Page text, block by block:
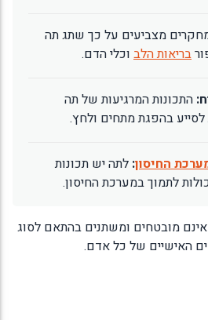
מצביעים על כך שתג תה
בריאות הלב וכלי הדם.
התכונות המרגיעות של תה
לסייע בהפגת מתחים ולחץ.
החיסון: לתה יש תכונות
לתמוך במערכת החיסון.
אינם מובטחים ומשתנים בהתאם לסוג
האישיים של כל אדם.